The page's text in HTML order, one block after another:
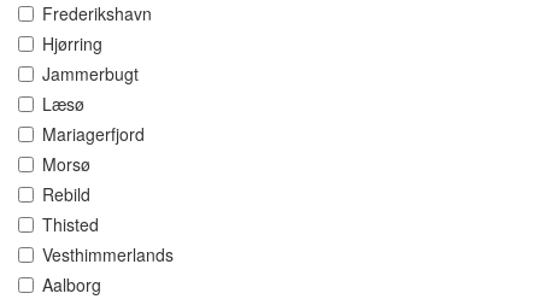
Frederikshavn
Hjørring
Jammerbugt
Læsø
Mariagerfjord
Morsø
Rebild
Thisted
Vesthimmerlands
Aalborg